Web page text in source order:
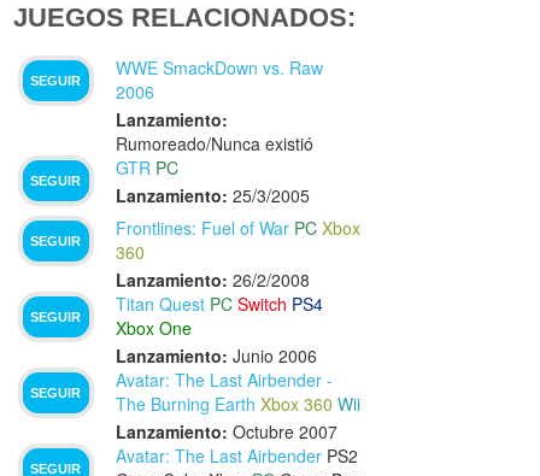
JUEGOS RELACIONADOS:
SEGUIR
WWE SmackDown vs. Raw
2006
Lanzamiento:
Rumoreado/Nunca existió
SEGUIR
GTR PC
Lanzamiento: 25/3/2005
SEGUIR
Frontlines: Fuel of War PC Xbox
360
Lanzamiento: 26/2/2008
SEGUIR
Titan Quest PC Switch PS4
Xbox One
Lanzamiento: Junio 2006
SEGUIR
Avatar: The Last Airbender -
The Burning Earth Xbox 360 Wii
Lanzamiento: Octubre 2007
SEGUIR
Avatar: The Last Airbender PS2